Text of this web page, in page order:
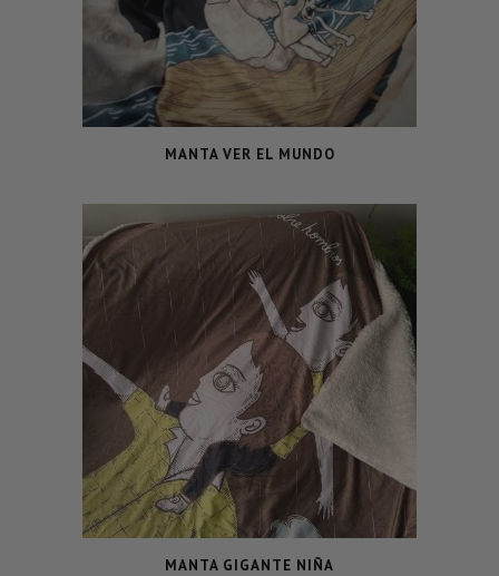
MANTA VER EL MUNDO
MANTA GIGANTE NIÑA